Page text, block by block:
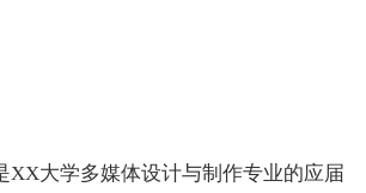
XX大学多媒体设计与制作专业的应届